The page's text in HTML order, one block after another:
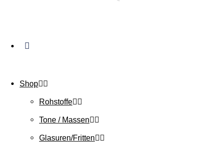
Shop
Rohstoffe
Tone / Massen
Glasuren/Fritten